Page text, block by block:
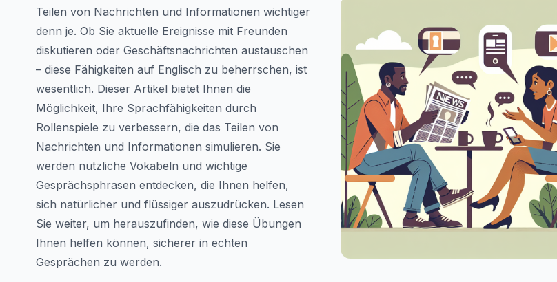
Teilen von Nachrichten und Informationen wichtiger
denn je. Ob Sie aktuelle Ereignisse mit Freunden
diskutieren oder Geschäftsnachrichten austauschen
– diese Fähigkeiten auf Englisch zu beherrschen, ist
wesentlich. Dieser Artikel bietet Ihnen die
Möglichkeit, Ihre Sprachfähigkeiten durch
Rollenspiele zu verbessern, die das Teilen von
Nachrichten und Informationen simulieren. Sie
werden nützliche Vokabeln und wichtige
Gesprächsphrasen entdecken, die Ihnen helfen,
sich natürlicher und flüssiger auszudrücken. Lesen
Sie weiter, um herauszufinden, wie diese Übungen
Ihnen helfen können, sicherer in echten
Gesprächen zu werden.